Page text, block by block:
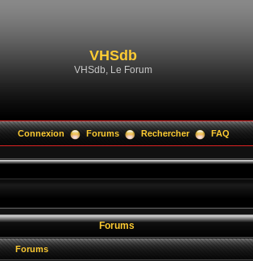
VHSdb
VHSdb, Le Forum
Connexion Forums Rechercher FAQ
Forums
Forums